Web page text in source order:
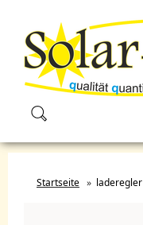
Startseite » laderegler